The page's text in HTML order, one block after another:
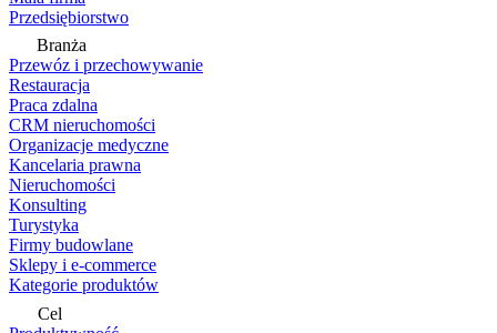
Przedsiębiorstwo
Branża
Przewóz i przechowywanie
Restauracja
Praca zdalna
CRM nieruchomości
Organizacje medyczne
Kancelaria prawna
Nieruchomości
Konsulting
Turystyka
Firmy budowlane
Sklepy i e-commerce
Kategorie produktów
Cel